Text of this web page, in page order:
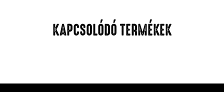
KAPCSOLÓDÓ TERMÉKEK